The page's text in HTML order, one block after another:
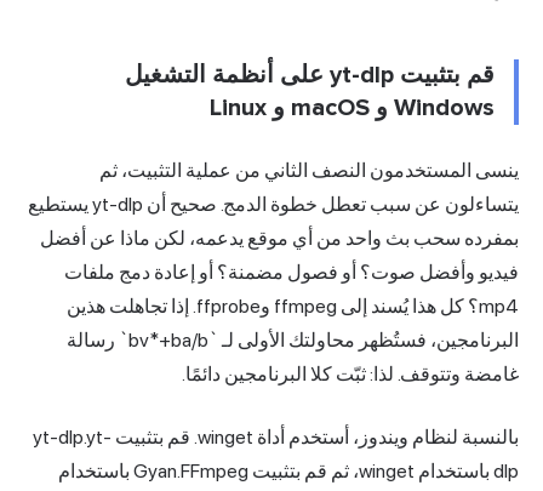
قم بتثبيت yt-dlp على أنظمة التشغيل
Windows و macOS و Linux
ينسى المستخدمون النصف الثاني من عملية التثبيت، ثم
يتساءلون عن سبب تعطل خطوة الدمج. صحيح أن yt-dlp يستطيع
بمفرده سحب بث واحد من أي موقع يدعمه، لكن ماذا عن أفضل
فيديو وأفضل صوت؟ أو فصول مضمنة؟ أو إعادة دمج ملفات
mp4؟ كل هذا يُسند إلى ffmpeg وffprobe. إذا تجاهلت هذين
البرنامجين، فستُظهر محاولتك الأولى لـ `bv*+ba/b` رسالة
غامضة وتتوقف. لذا: ثبّت كلا البرنامجين دائمًا.
بالنسبة لنظام ويندوز، أستخدم أداة winget. قم بتثبيت yt-dlp.yt-
dlp باستخدام winget، ثم قم بتثبيت Gyan.FFmpeg باستخدام